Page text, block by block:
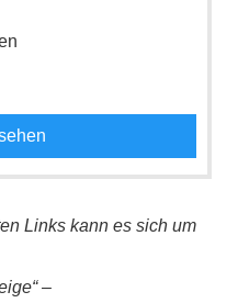
Links kann es sich um
–